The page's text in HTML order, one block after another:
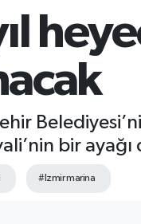
bir
#Izmir marina